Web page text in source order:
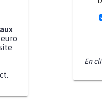
En